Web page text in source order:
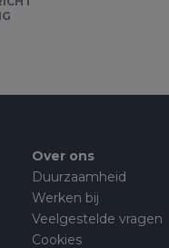
Over ons
Duurzaamheid
Werken bij
Veelgestelde vragen
Cookies